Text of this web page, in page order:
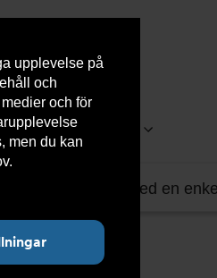
upplevelse på
och
och för
men du kan
oss Kundservice
det du letar efter med en
Pneumatiskt manöverdon AT